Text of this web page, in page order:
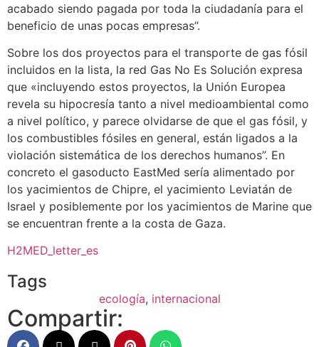
acabado siendo pagada por toda la ciudadanía para el
beneficio de unas pocas empresas”.
Sobre los dos proyectos para el transporte de gas fósil
incluidos en la lista, la red Gas No Es Solución expresa
que «incluyendo estos proyectos, la Unión Europea
revela su hipocresía tanto a nivel medioambiental como
a nivel político, y parece olvidarse de que el gas fósil, y
los combustibles fósiles en general, están ligados a la
violación sistemática de los derechos humanos”. En
concreto el gasoducto EastMed sería alimentado por
los yacimientos de Chipre, el yacimiento Leviatán de
Israel y posiblemente por los yacimientos de Marine que
se encuentran frente a la costa de Gaza.
H2MED_letter_es
Tags
ecología, internacional
Compartir: